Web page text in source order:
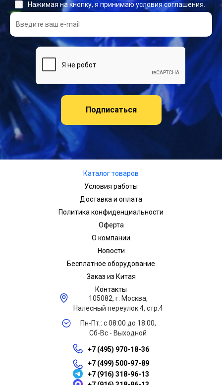
Подписаться
Нажимая на кнопку, я принимаю условия соглашения.
Каталог товаров
Условия работы
Доставка и оплата
Политика конфиденциальности
Оферта
О компании
Новости
Бесплатное оборудование
Заказ из Китая
Контакты
105082, г. Москва,
Налесный переулок 4, стр.4
Пн-Пт.: с 08:00 до 18:00,
Сб-Вс - Выходной
+7 (495) 970-18-36
+7 (499) 500-97-89
+7 (916) 318-96-13